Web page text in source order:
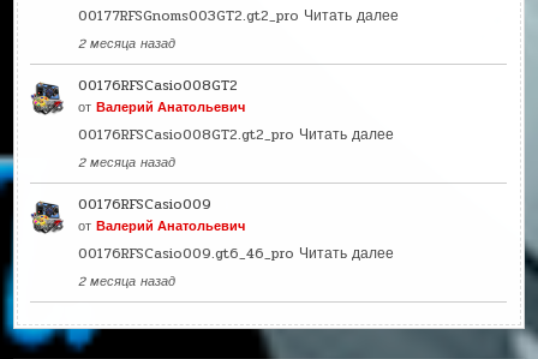
00177RFSGnoms003GT2.gt2_pro Читать далее
2 месяца назад
00176RFSCasio008GT2
отВалерий Анатольевич
00176RFSCasio008GT2.gt2_pro Читать далее
2 месяца назад
00176RFSCasio009
отВалерий Анатольевич
00176RFSCasio009.gt6_46_pro Читать далее
2 месяца назад